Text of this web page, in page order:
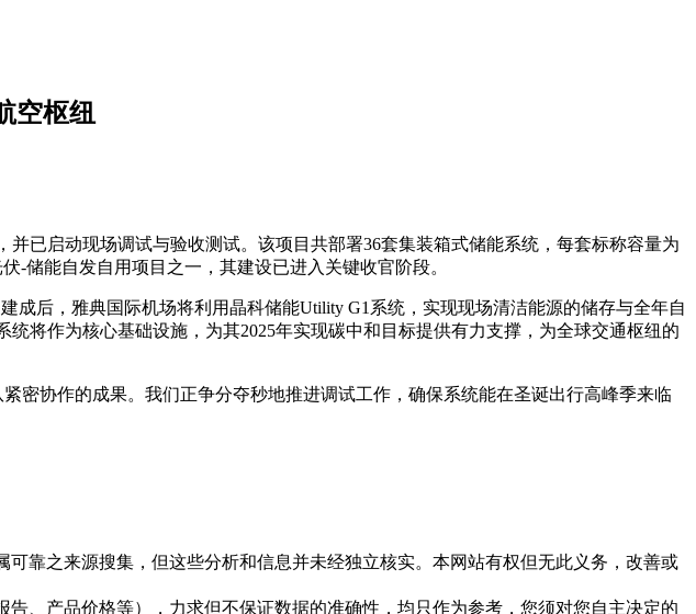
空枢纽
已启动现场调试与验收测试。该项目共部署36套集装箱式储能系统，每套标称容量为
-储能自发自用项目之一，其建设已进入关键收官阶段。
成后，雅典国际机场将利用晶科储能Utility G1系统，实现现场清洁能源的储存与全年自
将作为核心基础设施，为其2025年实现碳中和目标提供有力支撑，为全球交通枢纽的
密协作的成果。我们正争分夺秒地推进调试工作，确保系统能在圣诞出行高峰季来临
靠之来源搜集，但这些分析和信息并未经独立核实。本网站有权但无此义务，改善或
、产品价格等），力求但不保证数据的准确性，均只作为参考，您须对您自主决定的